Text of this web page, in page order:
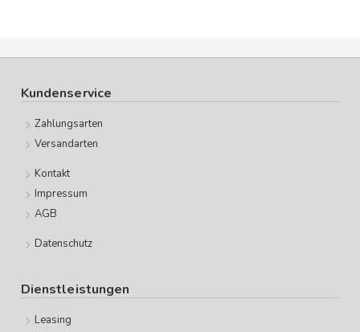
Kundenservice
Zahlungsarten
Versandarten
Kontakt
Impressum
AGB
Datenschutz
Dienstleistungen
Leasing